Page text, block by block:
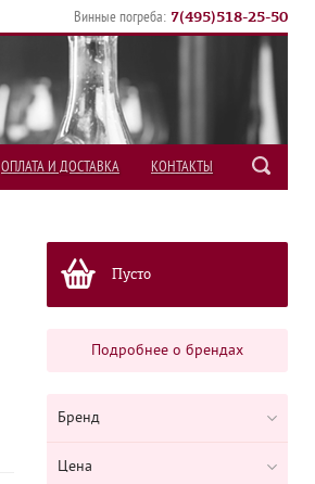
Винные погреба: 7(495)518-25-50
ОПЛАТА И ДОСТАВКА КОНТАКТЫ
Пусто
Подробнее о брендах
Бренд
Цена